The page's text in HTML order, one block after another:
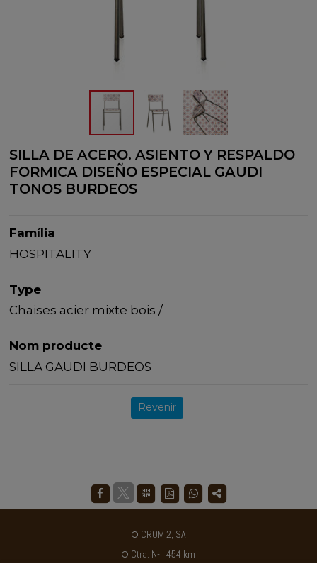
SILLA DE ACERO. ASIENTO Y RESPALDO
FORMICA DISEÑO ESPECIAL GAUDI
TONOS BURDEOS
Família
HOSPITALITY
Type
Chaises acier mixte bois /
Nom producte
SILLA GAUDI BURDEOS
Revenir
CROM 2, SA
Ctra. N-II 454 km